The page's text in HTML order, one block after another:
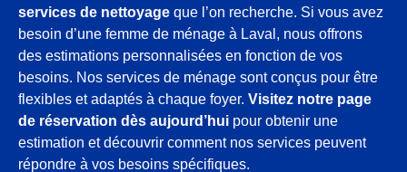
services de nettoyage que l’on recherche. Si vous avez
besoin d’une femme de ménage à Laval, nous offrons
des estimations personnalisées en fonction de vos
besoins. Nos services de ménage sont conçus pour être
flexibles et adaptés à chaque foyer. Visitez notre page
de réservation dès aujourd’hui pour obtenir une
estimation et découvrir comment nos services peuvent
répondre à vos besoins spécifiques.